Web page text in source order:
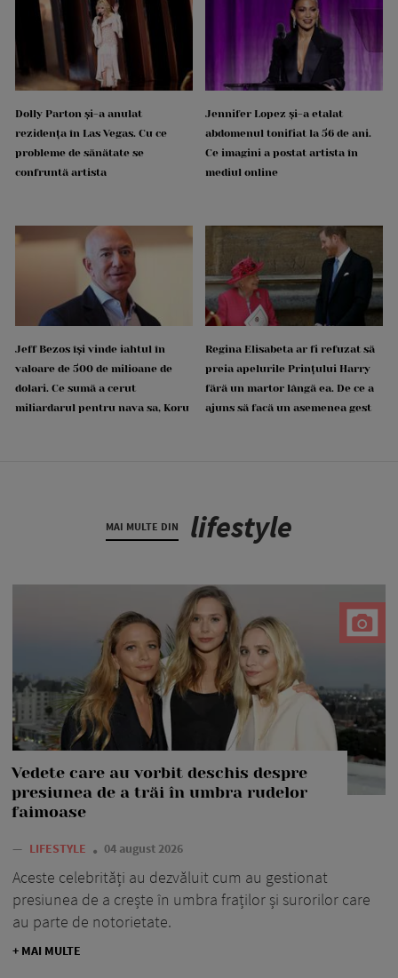
Dolly Parton și-a anulat
rezidența în Las Vegas. Cu ce
probleme de sănătate se
confruntă artista
Jennifer Lopez și-a etalat
abdomenul tonifiat la 56 de ani.
Ce imagini a postat artista în
mediul online
Jeff Bezos își vinde iahtul în
valoare de 500 de milioane de
dolari. Ce sumă a cerut
miliardarul pentru nava sa, Koru
Regina Elisabeta ar fi refuzat să
preia apelurile Prințului Harry
fără un martor lângă ea. De ce a
ajuns să facă un asemenea gest
MAI MULTE DIN lifestyle
Vedete care au vorbit deschis despre
presiunea de a trăi în umbra rudelor
faimoase
— LIFESTYLE 04 august 2026
Aceste celebrități au dezvăluit cum au gestionat
presiunea de a crește în umbra fraților și surorilor care
au parte de notorietate.
+ MAI MULTE